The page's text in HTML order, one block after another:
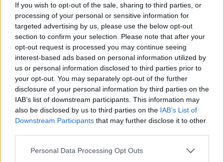
If you wish to opt-out of the sale, sharing to third parties, or
processing of your personal or sensitive information for
targeted advertising by us, please use the below opt-out
section to confirm your selection. Please note that after your
opt-out request is processed you may continue seeing
interest-based ads based on personal information utilized by
us or personal information disclosed to third parties prior to
your opt-out. You may separately opt-out of the further
disclosure of your personal information by third parties on the
IAB’s list of downstream participants. This information may
also be disclosed by us to third parties on the IAB’s List of
Downstream Participants that may further disclose it to other
Personal Data Processing Opt Outs
μόνο όταν συμφωνεί μαζί μας. Θέλουμε την
ελευθερία του λόγου, αλλά μόνο όταν επιβεβαιώνει
τις απόψεις μας. Αυτό δεν είναι ελευθερία, είναι
επιλεκτική ανεκτικότητα και αυτή δεν πρέπει να έχει
χώρο σε μία αληθινή δημοκρατία.
Ένα πιθανό μέλλον
Το πιθανότερο είναι ότι τα παραδοσιακά talk show
θα συνεχίσουν να συρρικνώνονται, όχι μόνο επειδή